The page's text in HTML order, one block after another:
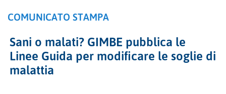
COMUNICATO STAMPA
Sani o malati? GIMBE pubblica le
Linee Guida per modificare le soglie di
malattia